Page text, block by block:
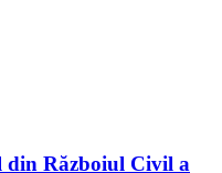
din Războiul Civil a